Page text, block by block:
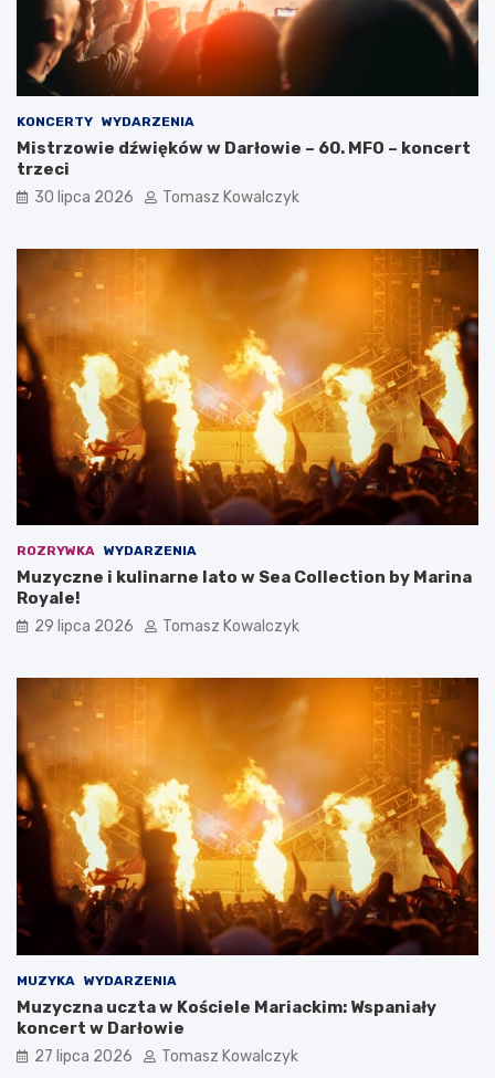
KONCERTY WYDARZENIA
Mistrzowie dźwięków w Darłowie – 60. MFO – koncert
trzeci
30 lipca 2026 Tomasz Kowalczyk
ROZRYWKA WYDARZENIA
Muzyczne i kulinarne lato w Sea Collection by Marina
Royale!
29 lipca 2026 Tomasz Kowalczyk
MUZYKA WYDARZENIA
Muzyczna uczta w Kościele Mariackim: Wspaniały
koncert w Darłowie
27 lipca 2026 Tomasz Kowalczyk